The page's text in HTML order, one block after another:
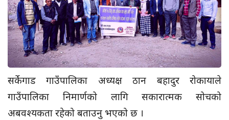
सर्केगाड गाउँपालिका अध्यक्ष ठान बहादुर रोकायाले
गाउँपालिका निमार्णको लागि सकारात्मक सोचको
अबवश्यकता रहेको बताउनु भएको छ ।